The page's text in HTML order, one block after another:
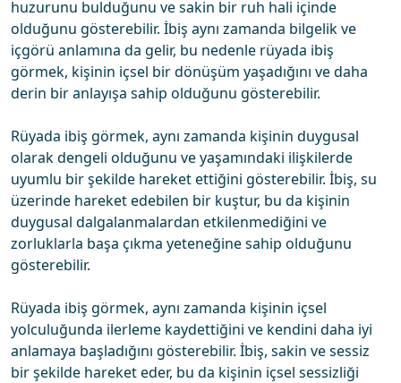
huzurunu bulduğunu ve sakin bir ruh hali içinde
olduğunu gösterebilir. İbiş aynı zamanda bilgelik ve
içgörü anlamına da gelir, bu nedenle rüyada ibiş
görmek, kişinin içsel bir dönüşüm yaşadığını ve daha
derin bir anlayışa sahip olduğunu gösterebilir.
Rüyada ibiş görmek, aynı zamanda kişinin duygusal
olarak dengeli olduğunu ve yaşamındaki ilişkilerde
uyumlu bir şekilde hareket ettiğini gösterebilir. İbiş, su
üzerinde hareket edebilen bir kuştur, bu da kişinin
duygusal dalgalanmalardan etkilenmediğini ve
zorluklarla başa çıkma yeteneğine sahip olduğunu
gösterebilir.
Rüyada ibiş görmek, aynı zamanda kişinin içsel
yolculuğunda ilerleme kaydettiğini ve kendini daha iyi
anlamaya başladığını gösterebilir. İbiş, sakin ve sessiz
bir şekilde hareket eder, bu da kişinin içsel sessizliği